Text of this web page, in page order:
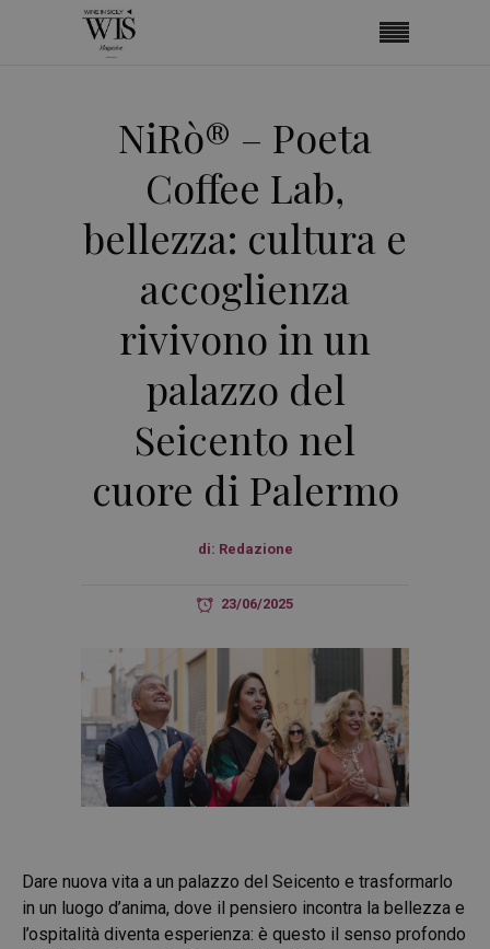
NiRò® – Poeta
Coffee Lab,
bellezza: cultura e
accoglienza
rivivono in un
palazzo del
Seicento nel
cuore di Palermo
di: Redazione
23/06/2025
Dare nuova vita a un palazzo del Seicento e trasformarlo
in un luogo d’anima, dove il pensiero incontra la bellezza e
l’ospitalità diventa esperienza: è questo il senso profondo